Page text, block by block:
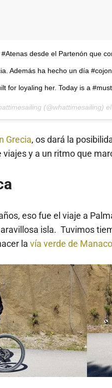
desde el Partenón que
Además ha hecho un día
for loyaling her. Today is a
(@whattimesailing) el
Grecia, os dará la
y a un ritmo que
eso fue el viaje a
isla. Tuvimos
la vía verde de